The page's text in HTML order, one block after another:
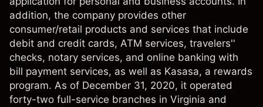
addition, the company provides other
consumer/retail products and services that include
debit and credit cards, ATM services, travelers''
checks, notary services, and online banking with
bill payment services, as well as Kasasa, a rewards
program. As of December 31, 2020, it operated
forty-two full-service branches in Virginia and